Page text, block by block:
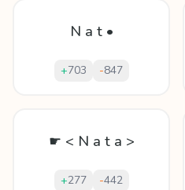
N a t •
+703 -847
☛ < N a t a >
+277 -442